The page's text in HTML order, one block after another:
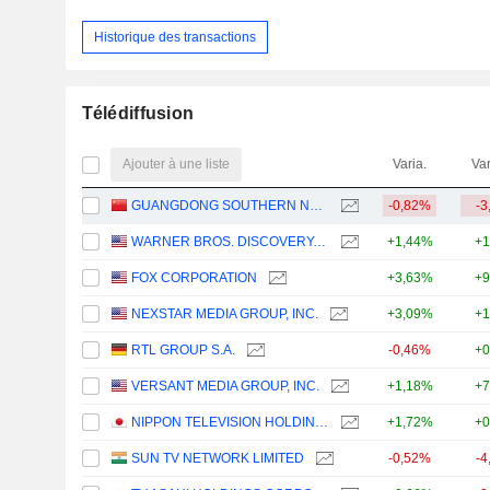
Historique des transactions
Télédiffusion
Ajouter à une liste Varia.
GUANGDONG SOUTHERN NEW MEDIA CO.,LTD. -0,82% -
WARNER BROS. DISCOVERY, INC. +1,44%
FOX CORPORATION +3,63%
NEXSTAR MEDIA GROUP, INC. +3,09%
RTL GROUP S.A. -0,46%
VERSANT MEDIA GROUP, INC. +1,18%
NIPPON TELEVISION HOLDINGS, INC. +1,72%
SUN TV NETWORK LIMITED -0,52% -